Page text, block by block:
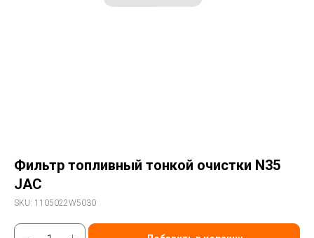
Фильтр топливный тонкой очистки N35
JAC
SKU: 1105022W5030